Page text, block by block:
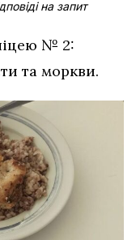
на запит
№ 2:
та моркви.